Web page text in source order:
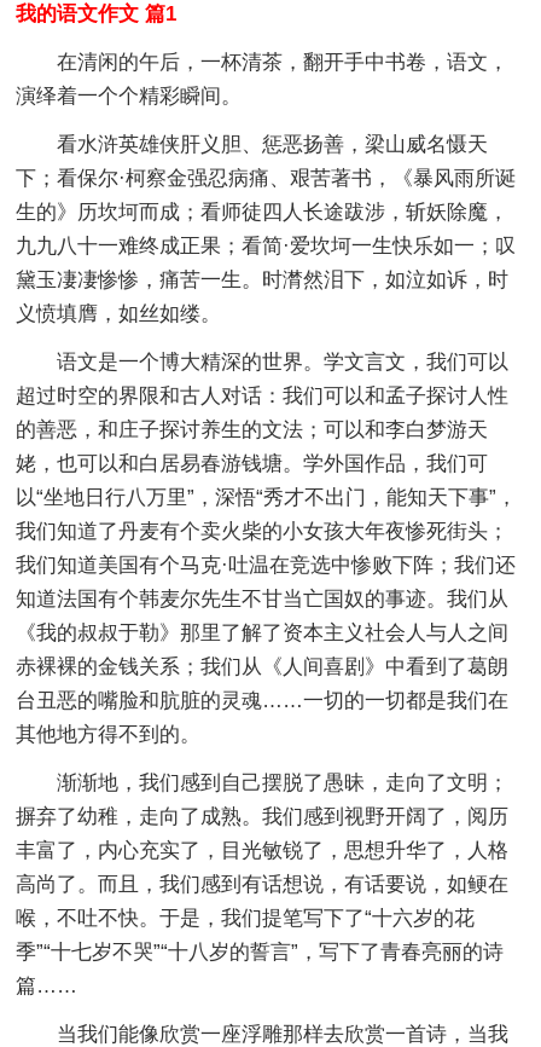
我的语文作文 篇1
在清闲的午后，一杯清茶，翻开手中书卷，语文，
演绎着一个个精彩瞬间。
看水浒英雄侠肝义胆、惩恶扬善，梁山威名慑天
下；看保尔·柯察金强忍病痛、艰苦著书，《暴风雨所诞
生的》历坎坷而成；看师徒四人长途跋涉，斩妖除魔，
九九八十一难终成正果；看简·爱坎坷一生快乐如一；叹
黛玉凄凄惨惨，痛苦一生。时潸然泪下，如泣如诉，时
义愤填膺，如丝如缕。
语文是一个博大精深的世界。学文言文，我们可以
超过时空的界限和古人对话：我们可以和孟子探讨人性
的善恶，和庄子探讨养生的文法；可以和李白梦游天
姥，也可以和白居易春游钱塘。学外国作品，我们可
以“坐地日行八万里”，深悟“秀才不出门，能知天下事”，
我们知道了丹麦有个卖火柴的小女孩大年夜惨死街头；
我们知道美国有个马克·吐温在竞选中惨败下阵；我们还
知道法国有个韩麦尔先生不甘当亡国奴的事迹。我们从
《我的叔叔于勒》那里了解了资本主义社会人与人之间
赤裸裸的金钱关系；我们从《人间喜剧》中看到了葛朗
台丑恶的嘴脸和肮脏的灵魂……一切的一切都是我们在
其他地方得不到的。
渐渐地，我们感到自己摆脱了愚昧，走向了文明；
摒弃了幼稚，走向了成熟。我们感到视野开阔了，阅历
丰富了，内心充实了，目光敏锐了，思想升华了，人格
高尚了。而且，我们感到有话想说，有话要说，如鲠在
喉，不吐不快。于是，我们提笔写下了“十六岁的花
季”“十七岁不哭”“十八岁的誓言”，写下了青春亮丽的诗
篇……
当我们能像欣赏一座浮雕那样去欣赏一首诗，当我